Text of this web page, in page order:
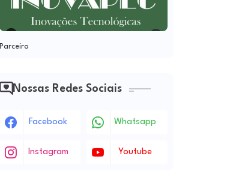
Parceiro
Nossas Redes Sociais
Facebook Whatsapp
Instagram Youtube